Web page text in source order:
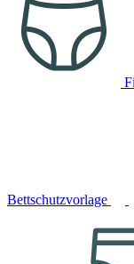
Bettschutzvorlage